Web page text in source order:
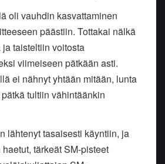
oli vauhdin kasvattaminen
päästiin. Tottakai nälkä
taisteltiin voitosta
viimeiseen pätkään asti.
ei nähnyt yhtään mitään, lunta
tultiin vähintäänkin
lähtenyt tasaisesti käyntiin, ja
tärkeät SM-pisteet